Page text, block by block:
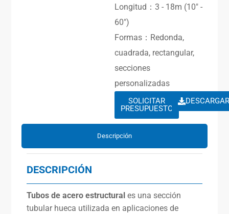
Longitud：3 - 18m (10″ -
60″)
Formas：Redonda,
cuadrada, rectangular,
secciones
personalizadas
SOLICITAR
PRESUPUESTO
Descripción
DESCRIPCIÓN
Tubos de acero estructural es una sección
tubular hueca utilizada en aplicaciones de